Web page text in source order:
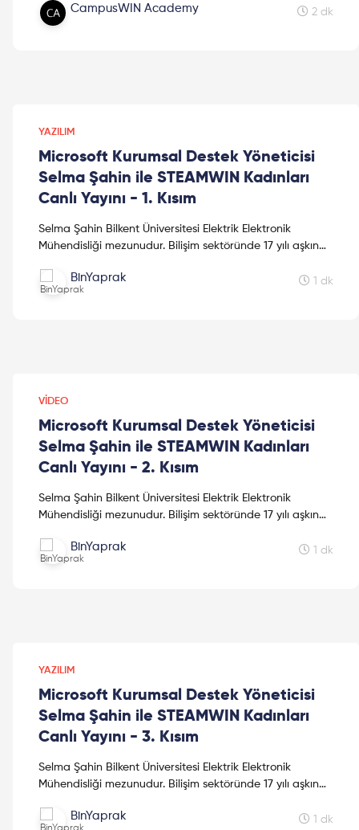
bu şahane etkinliğin detaylarını sizlerle paylaşmak
istedik. Keyifli okumalar.
CampusWIN Academy 2 dk
YAZILIM
Microsoft Kurumsal Destek Yöneticisi
Selma Şahin ile STEAMWIN Kadınları
Canlı Yayını - 1. Kısım
Selma Şahin Bilkent Üniversitesi Elektrik Elektronik
Mühendisliği mezunudur. Bilişim sektöründe 17 yılı aşkın
BinYaprak 1 dk
VIDEO
Microsoft Kurumsal Destek Yöneticisi
Selma Şahin ile STEAMWIN Kadınları
Canlı Yayını - 2. Kısım
Selma Şahin Bilkent Üniversitesi Elektrik Elektronik
Mühendisliği mezunudur. Bilişim sektöründe 17 yılı aşkın
BinYaprak 1 dk
YAZILIM
Microsoft Kurumsal Destek Yöneticisi
Selma Şahin ile STEAMWIN Kadınları
Canlı Yayını - 3. Kısım
Selma Şahin Bilkent Üniversitesi Elektrik Elektronik
Mühendisliği mezunudur. Bilişim sektöründe 17 yılı aşkın
BinYaprak 1 dk